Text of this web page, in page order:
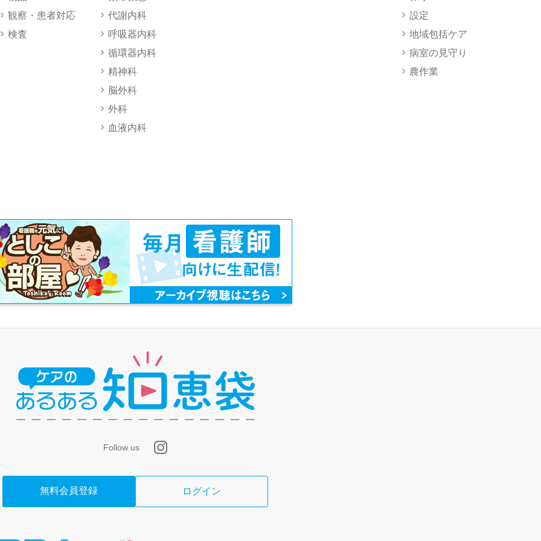
観察・患者対応
検査
代謝内科
呼吸器内科
循環器内科
精神科
脳外科
外科
血液内科
設定
地域包括ケア
病室の見守り
農作業
Follow us
無料会員登録 ログイン